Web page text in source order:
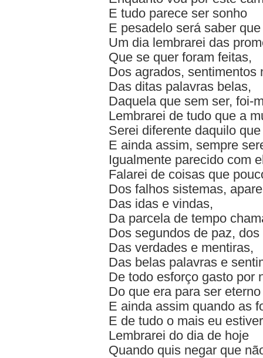
E tudo parece ser sonho
E pesadelo será saber
Um dia lembrarei das
Que se quer foram feitas,
Dos agrados, sentimentos
Das ditas palavras belas,
Daquela que sem ser, foi-
Lembrarei de tudo que a
Serei diferente daquilo
E ainda assim, sempre
Igualmente parecido com
Falarei de coisas que
Dos falhos sistemas,
Das idas e vindas,
Da parcela de tempo
Dos segundos de paz,
Das verdades e mentiras,
Das belas palavras e
De todo esforço gasto por
Do que era para ser eterno
E ainda assim quando as
E de tudo o mais eu
Lembrarei do dia de hoje
Quando quis negar que